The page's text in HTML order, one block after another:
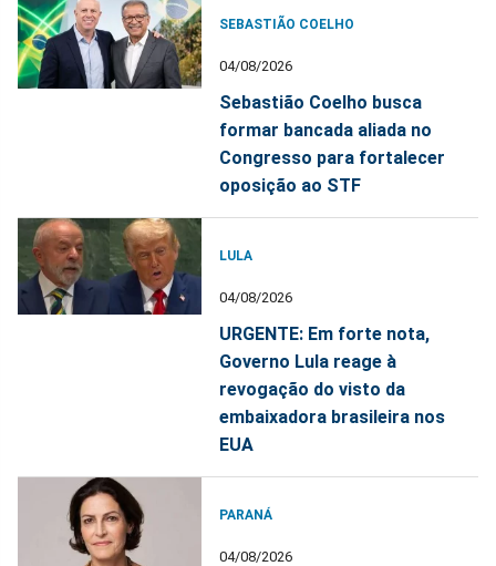
SEBASTIÃO COELHO
04/08/2026
Sebastião Coelho busca
formar bancada aliada no
Congresso para fortalecer
oposição ao STF
LULA
04/08/2026
URGENTE: Em forte nota,
Governo Lula reage à
revogação do visto da
embaixadora brasileira nos
EUA
PARANÁ
04/08/2026